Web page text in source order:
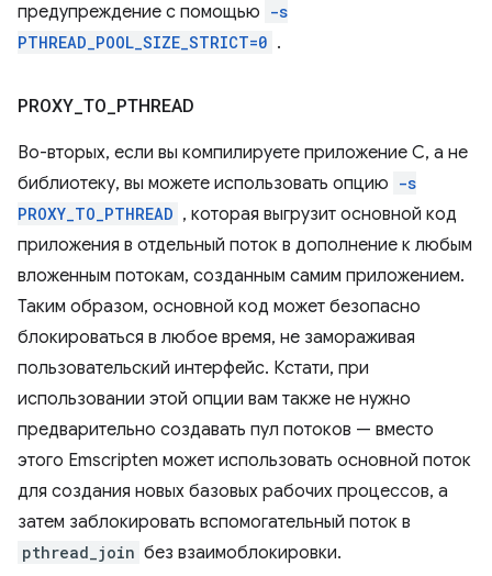
предупреждение с помощью -s
PTHREAD_POOL_SIZE_STRICT=0 .
PROXY TO PTHREAD
Во-вторых, если вы компилируете приложение C, а не
библиотеку, вы можете использовать опцию -s
PROXY_TO_PTHREAD , которая выгрузит основной код
приложения в отдельный поток в дополнение к любым
вложенным потокам, созданным самим приложением.
Таким образом, основной код может безопасно
блокироваться в любое время, не замораживая
пользовательский интерфейс. Кстати, при
использовании этой опции вам также не нужно
предварительно создавать пул потоков — вместо
этого Emscripten может использовать основной поток
для создания новых базовых рабочих процессов, а
затем заблокировать вспомогательный поток в
pthread_join без взаимоблокировки.